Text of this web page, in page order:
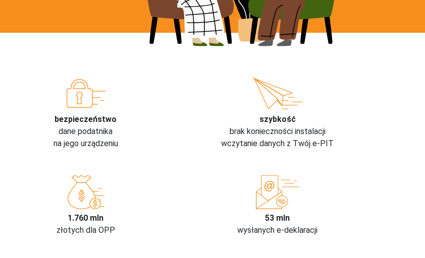
bezpieczeństwo
dane podatnika
na jego urządzeniu
szybkość
brak konieczności instalacji
wczytanie danych z Twój e-PIT
1.760 mln
złotych dla OPP
53 mln
wysłanych e-deklaracji